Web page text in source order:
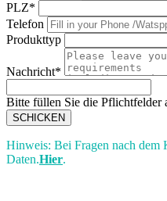
PLZ*
Telefon
Produkttyp
Nachricht*
Bitte füllen Sie die Pflichtfelder
SCHICKEN
Hinweis: Bei Fragen nach dem
Daten.Hier.